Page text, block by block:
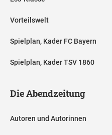
Vorteilswelt
Spielplan, Kader FC Bayern
Spielplan, Kader TSV 1860
Die Abendzeitung
Autoren und Autorinnen